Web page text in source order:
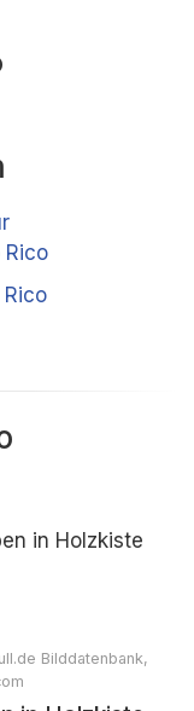
Bilddatenbank,